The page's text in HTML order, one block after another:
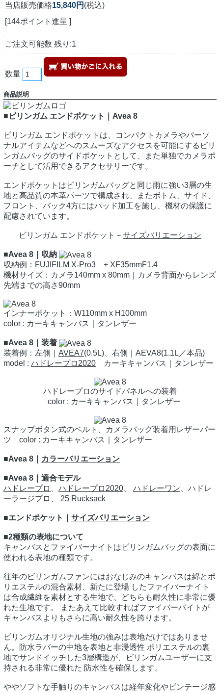
当店販売価格15,840円 (税込)
[144ポイント進呈 ]
ご注文可能数 残り:1
数量
商品説明
■ビリンガム エンドポケット｜Avea 8
ビリンガム エンドポケットは、コンパクトカメラやパーソ
ナルアイテムなどへのスムーズなアクセスを可能にするビリ
ンガムバッグのサイドポケットとして、また単独でカメラポ
ーチとして活用できるアクセサリーです。
エンドポケットはビリンガムバッグと同じ雨に強い3層の生
地と高品質の本革パーツで構成され、またボトム、サイド、
フロント、バック4方にはパッド加工を施し、機材の保護に
配慮されています。
ビリンガム エンドポケット－ サイズバリエーション
■Avea 8｜収納
収納例：FUJIFILM X-Pro3 + XF35mmF1.4
機材サイズ：カメラ140mm x 80mm｜カメラ背面からレンズ
先端までの高さ90mm
インナーポケット：W110mm x H100mm
color : カーキキャンバス｜タンレザー
■Avea 8｜装着
装着例：左側｜ AVEA7(0.5L)、右側｜AEVA8(1.1L／本品)
model : ハドレープロ2020 カーキキャンバス｜タンレザー
ハドレープロのサイドパネルへの装着
color : カーキキャンバス｜タンレザー
スナップボタン式のベルト、カメラバッグ装着用レザーパー
ツ color : カーキキャンバス｜タンレザー
■Avea 8｜ カラーバリエーション
■Avea 8｜適合モデル
ハドレープロ
ハドレープロ2020 ハドレーワン 、ハドレ
ーラージプロ、 25 Rucksack
■エンドポケット｜ サイズバリエーション
■2種類の表地について
キャンバスとファイバーナイトはビリンガムバッグの表面に
使われる表地の種類です。
往年のビリンガムファンにはおなじみのキャンバスは綿とポ
リエステルの混合素材、新たに登場 したファイバーナイト
は合成繊維を素材とする生地で、どちらも耐久性に非常に優
れた生地です。 またあえて比較すればファイバーバイトが
キャンバスよりもさらに高い耐久性を誇ります。
ビリンガムオリジナル生地の強みは表地だけではありませ
ん。防水ラバーの中地を表地と非浸透性 ポリエステルの裏
地でサンドイッチした3層構造が、ビリンガムユーザーに支
持される非常に優れた 防水性を確保します。
ややソフトな手触りのキャンバスは経年変化やビンテージ感